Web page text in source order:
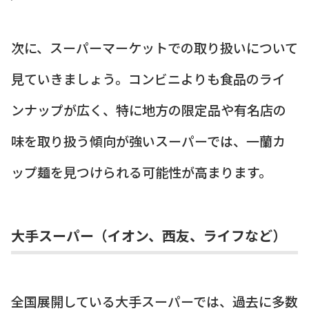
次に、スーパーマーケットでの取り扱いについて
見ていきましょう。コンビニよりも食品のライ
ンナップが広く、特に地方の限定品や有名店の
味を取り扱う傾向が強いスーパーでは、一蘭カ
ップ麺を見つけられる可能性が高まります。
大手スーパー（イオン、西友、ライフなど）
全国展開している大手スーパーでは、過去に多数